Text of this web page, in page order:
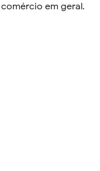
em geral.